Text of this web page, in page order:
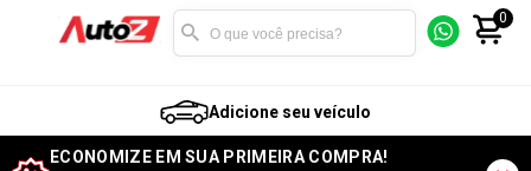
0
Adicione seu veículo
ECONOMIZE EM SUA PRIMEIRA COMPRA!